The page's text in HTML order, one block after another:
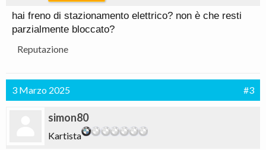
hai freno di stazionamento elettrico? non è che resti
parzialmente bloccato?
Reputazione
3 Marzo 2025 #3
simon80
Kartista